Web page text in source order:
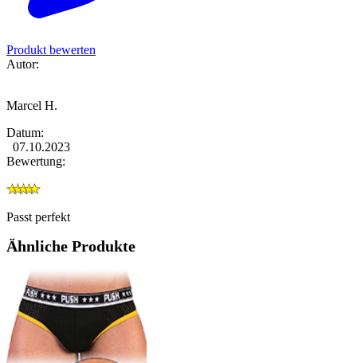
Produkt bewerten
Autor:
Marcel H.
Datum:
07.10.2023
Bewertung:
Passt perfekt
Ähnliche Produkte